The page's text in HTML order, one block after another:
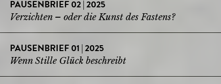
PAUSENBRIEF 02 | 2025
Verzichten – oder die Kunst des Fastens?
PAUSENBRIEF 01 | 2025
Wenn Stille Glück beschreibt